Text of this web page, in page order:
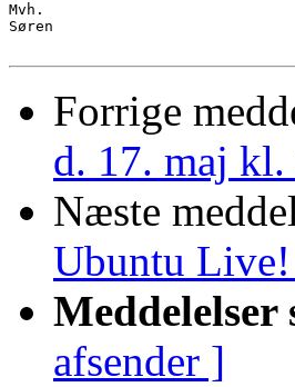
Mvh.
Søren
Forrige
d. 17. maj kl.
Næste
Ubuntu
afsender ]